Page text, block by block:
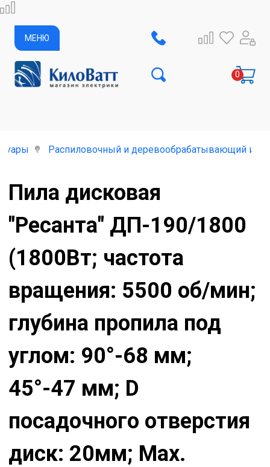
МЕНЮ
Распиловочный и деревообрабатывающий
Пила дисковая
"Ресанта" ДП-190/1800
(1800Вт; частота
вращения: 5500 об/мин;
глубина пропила под
углом: 90°-68 мм;
45°-47 мм; D
посадочного отверстия
диск: 20мм; Мах.